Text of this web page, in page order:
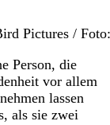
Pictures /
Person, die
vor allem
lassen
als sie zwei